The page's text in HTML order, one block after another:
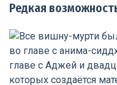
Редкая